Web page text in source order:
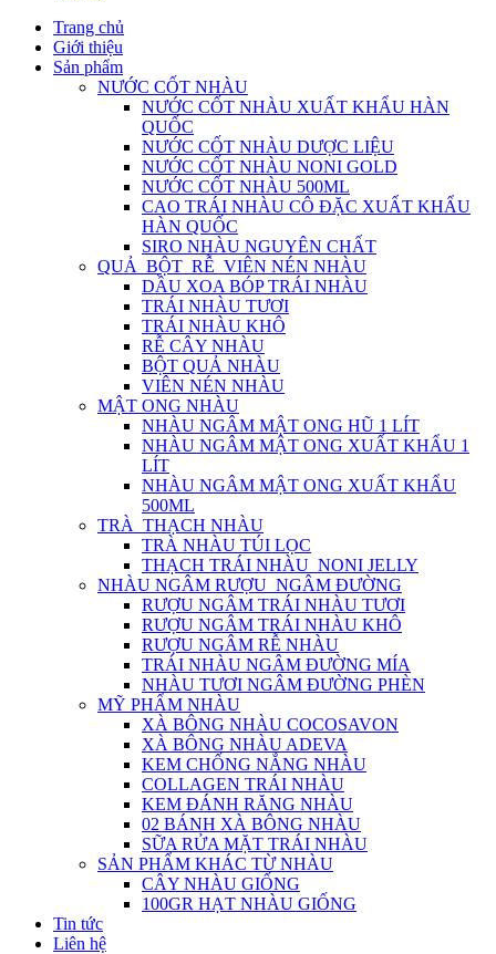
Trang chủ
Giới thiệu
Sản phẩm
NƯỚC CỐT NHÀU
NƯỚC CỐT NHÀU XUẤT KHẨU HÀN
QUỐC
NƯỚC CỐT NHÀU DƯỢC LIỆU
NƯỚC CỐT NHÀU NONI GOLD
NƯỚC CỐT NHÀU 500ML
CAO TRÁI NHÀU CÔ ĐẶC XUẤT KHẨU
HÀN QUỐC
SIRO NHÀU NGUYÊN CHẤT
QUẢ_BỘT_RỄ_VIÊN NÉN NHÀU
DẦU XOA BÓP TRÁI NHÀU
TRÁI NHÀU TƯƠI
TRÁI NHÀU KHÔ
RỄ CÂY NHÀU
BỘT QUẢ NHÀU
VIÊN NÉN NHÀU
MẬT ONG NHÀU
NHÀU NGÂM MẬT ONG HŨ 1 LÍT
NHÀU NGÂM MẬT ONG XUẤT KHẨU 1
LÍT
NHÀU NGÂM MẬT ONG XUẤT KHẨU
500ML
TRÀ_THẠCH NHÀU
TRÀ NHÀU TÚI LỌC
THẠCH TRÁI NHÀU_NONI JELLY
NHÀU NGÂM RƯỢU_NGÂM ĐƯỜNG
RƯỢU NGÂM TRÁI NHÀU TƯƠI
RƯỢU NGÂM TRÁI NHÀU KHÔ
RƯỢU NGÂM RỄ NHÀU
TRÁI NHÀU NGÂM ĐƯỜNG MÍA
NHÀU TƯƠI NGÂM ĐƯỜNG PHÈN
MỸ PHẨM NHÀU
XÀ BÔNG NHÀU COCOSAVON
XÀ BÔNG NHÀU ADEVA
KEM CHỐNG NẮNG NHÀU
COLLAGEN TRÁI NHÀU
KEM ĐÁNH RĂNG NHÀU
02 BÁNH XÀ BÔNG NHÀU
SỮA RỬA MẶT TRÁI NHÀU
SẢN PHẨM KHÁC TỪ NHÀU
CÂY NHÀU GIỐNG
100GR HẠT NHÀU GIỐNG
Tin tức
Liên hệ